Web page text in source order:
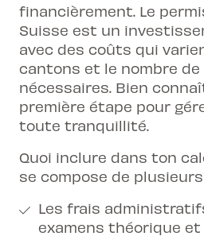
financièrement. Le
Suisse est un
avec des coûts qui
cantons et le nombre
nécessaires. Bien
première étape pour
toute tranquillité.
Quoi inclure dans ton
se compose de
Les frais
examens théorique et